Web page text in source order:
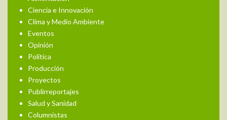
Ciencia e Innovación
Clima y Medio Ambiente
Eventos
Opinión
Política
Producción
Proyectos
Publirreportajes
Salud y Sanidad
Columnistas